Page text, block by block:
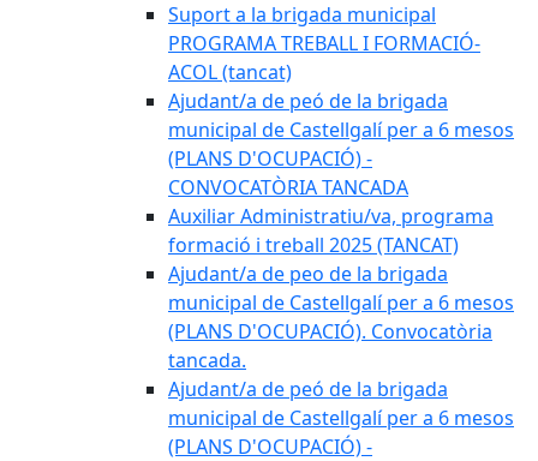
Suport a la brigada municipal
PROGRAMA TREBALL I FORMACIÓ-
ACOL (tancat)
Ajudant/a de peó de la brigada
municipal de Castellgalí per a 6 mesos
(PLANS D'OCUPACIÓ) -
CONVOCATÒRIA TANCADA
Auxiliar Administratiu/va, programa
formació i treball 2025 (TANCAT)
Ajudant/a de peo de la brigada
municipal de Castellgalí per a 6 mesos
(PLANS D'OCUPACIÓ). Convocatòria
tancada.
Ajudant/a de peó de la brigada
municipal de Castellgalí per a 6 mesos
(PLANS D'OCUPACIÓ) -